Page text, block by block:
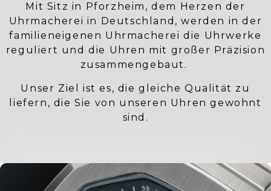
Mit Sitz in Pforzheim, dem Herzen der
Uhrmacherei in Deutschland, werden in der
familieneigenen Uhrmacherei die Uhrwerke
reguliert und die Uhren mit großer Präzision
zusammengebaut.
Unser Ziel ist es, die gleiche Qualität zu
liefern, die Sie von unseren Uhren gewohnt
sind.